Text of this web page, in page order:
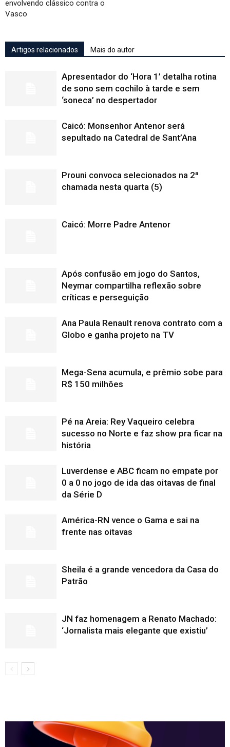
envolvendo clássico contra o
Vasco
Artigos relacionados Mais do autor
Apresentador do ‘Hora 1’ detalha rotina
de sono sem cochilo à tarde e sem
‘soneca’ no despertador
Caicó: Monsenhor Antenor será
sepultado na Catedral de Sant’Ana
Prouni convoca selecionados na 2ª
chamada nesta quarta (5)
Caicó: Morre Padre Antenor
Após confusão em jogo do Santos,
Neymar compartilha reflexão sobre
críticas e perseguição
Ana Paula Renault renova contrato com a
Globo e ganha projeto na TV
Mega-Sena acumula, e prêmio sobe para
R$ 150 milhões
Pé na Areia: Rey Vaqueiro celebra
sucesso no Norte e faz show pra ficar na
história
Luverdense e ABC ficam no empate por
0 a 0 no jogo de ida das oitavas de final
da Série D
América-RN vence o Gama e sai na
frente nas oitavas
Sheila é a grande vencedora da Casa do
Patrão
JN faz homenagem a Renato Machado:
‘Jornalista mais elegante que existiu’